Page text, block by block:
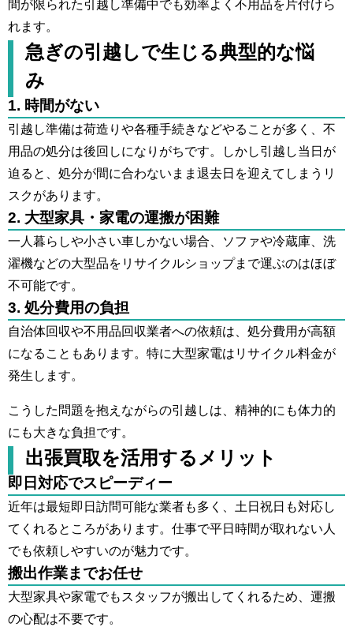
間が限られた引越し準備中でも効率よく不用品を片付けら
れます。
急ぎの引越しで生じる典型的な悩
み
1. 時間がない
引越し準備は荷造りや各種手続きなどやることが多く、不
用品の処分は後回しになりがちです。しかし引越し当日が
迫ると、処分が間に合わないまま退去日を迎えてしまうリ
スクがあります。
2. 大型家具・家電の運搬が困難
一人暮らしや小さい車しかない場合、ソファや冷蔵庫、洗
濯機などの大型品をリサイクルショップまで運ぶのはほぼ
不可能です。
3. 処分費用の負担
自治体回収や不用品回収業者への依頼は、処分費用が高額
になることもあります。特に大型家電はリサイクル料金が
発生します。
こうした問題を抱えながらの引越しは、精神的にも体力的
にも大きな負担です。
出張買取を活用するメリット
即日対応でスピーディー
近年は最短即日訪問可能な業者も多く、土日祝日も対応し
てくれるところがあります。仕事で平日時間が取れない人
でも依頼しやすいのが魅力です。
搬出作業までお任せ
大型家具や家電でもスタッフが搬出してくれるため、運搬
の心配は不要です。